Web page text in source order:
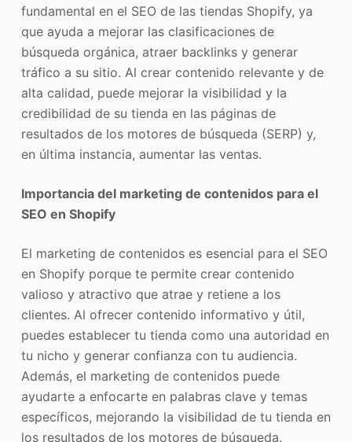
fundamental en el SEO de las tiendas Shopify, ya
que ayuda a mejorar las clasificaciones de
búsqueda orgánica, atraer backlinks y generar
tráfico a su sitio. Al crear contenido relevante y de
alta calidad, puede mejorar la visibilidad y la
credibilidad de su tienda en las páginas de
resultados de los motores de búsqueda (SERP) y,
en última instancia, aumentar las ventas.
Importancia del marketing de contenidos para el
SEO en Shopify
El marketing de contenidos es esencial para el SEO
en Shopify porque te permite crear contenido
valioso y atractivo que atrae y retiene a los
clientes. Al ofrecer contenido informativo y útil,
puedes establecer tu tienda como una autoridad en
tu nicho y generar confianza con tu audiencia.
Además, el marketing de contenidos puede
ayudarte a enfocarte en palabras clave y temas
específicos, mejorando la visibilidad de tu tienda en
los resultados de los motores de búsqueda.